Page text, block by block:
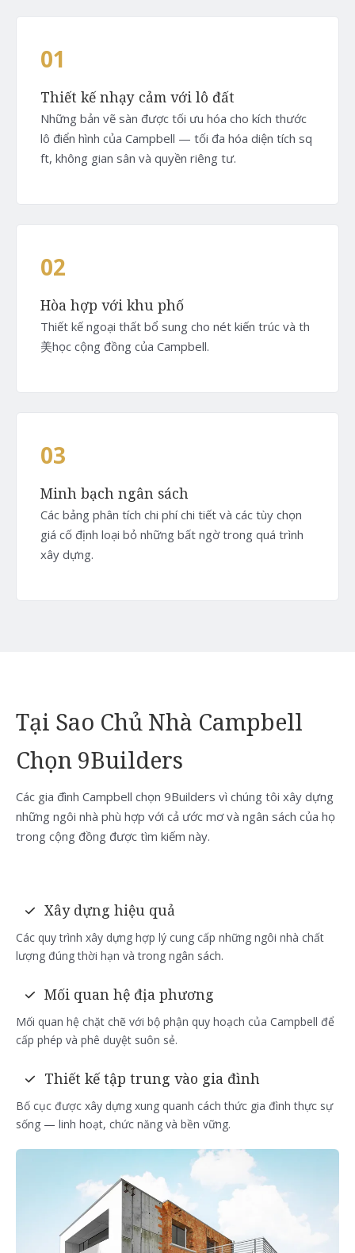
01
Thiết kế nhạy cảm với lô đất
Những bản vẽ sàn được tối ưu hóa cho kích thước
lô điển hình của Campbell — tối đa hóa diện tích sq
ft, không gian sân và quyền riêng tư.
02
Hòa hợp với khu phố
Thiết kế ngoại thất bổ sung cho nét kiến trúc và th
美học cộng đồng của Campbell.
03
Minh bạch ngân sách
Các bảng phân tích chi phí chi tiết và các tùy chọn
giá cố định loại bỏ những bất ngờ trong quá trình
xây dựng.
Tại Sao Chủ Nhà Campbell
Chọn 9Builders
Các gia đình Campbell chọn 9Builders vì chúng tôi xây dựng
những ngôi nhà phù hợp với cả ước mơ và ngân sách của họ
trong cộng đồng được tìm kiếm này.
Xây dựng hiệu quả
Các quy trình xây dựng hợp lý cung cấp những ngôi nhà chất
lượng đúng thời hạn và trong ngân sách.
Mối quan hệ địa phương
Mối quan hệ chặt chẽ với bộ phận quy hoạch của Campbell để
cấp phép và phê duyệt suôn sẻ.
Thiết kế tập trung vào gia đình
Bố cục được xây dựng xung quanh cách thức gia đình thực sự
sống — linh hoạt, chức năng và bền vững.